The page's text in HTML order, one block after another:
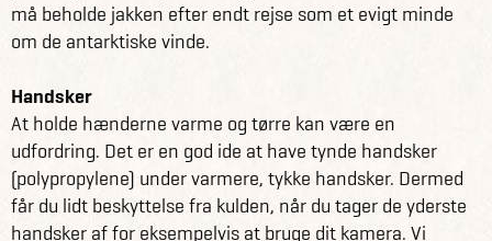
må beholde jakken efter endt rejse som et evigt minde
om de antarktiske vinde.
Handsker
At holde hænderne varme og tørre kan være en
udfordring. Det er en god ide at have tynde handsker
(polypropylene) under varmere, tykke handsker. Dermed
får du lidt beskyttelse fra kulden, når du tager de yderste
handsker af for eksempelvis at bruge dit kamera. Vi